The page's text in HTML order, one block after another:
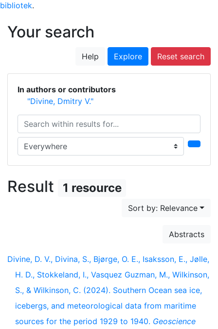
bibliotek.
Your search
Help Explore Reset search
In authors or contributors
"Divine, Dmitry V."
Search within results for...
Search in...
Result 1 resource
Sort by: Relevance
Abstracts
Divine, D. V., Divina, S., Bjørge, O. E., Isaksson, E., Jølle,
H. D., Stokkeland, I., Vasquez Guzman, M., Wilkinson,
S., & Wilkinson, C. (2024). Southern Ocean sea ice,
icebergs, and meteorological data from maritime
sources for the period 1929 to 1940. Geoscience